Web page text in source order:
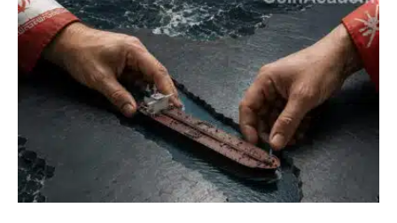
Ormuz : l’Iran annonce un accord avec Oman sur une